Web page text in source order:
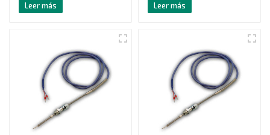
Leer más Leer más